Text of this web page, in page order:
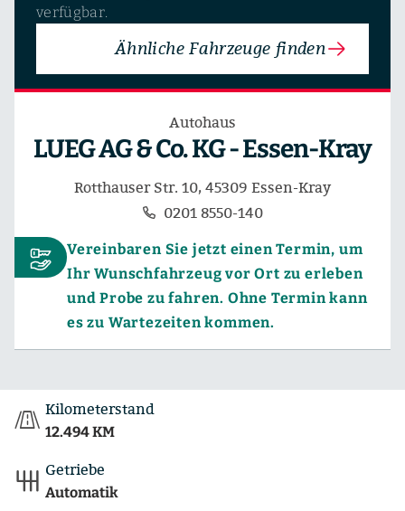
verfügbar.
Ähnliche Fahrzeuge finden
Autohaus
LUEG AG & Co. KG - Essen-Kray
Rotthauser Str. 10, 45309 Essen-Kray
0201 8550-140
Vereinbaren Sie jetzt einen Termin, um
Ihr Wunschfahrzeug vor Ort zu erleben
und Probe zu fahren. Ohne Termin kann
es zu Wartezeiten kommen.
Kilometerstand
12.494 KM
Getriebe
Automatik